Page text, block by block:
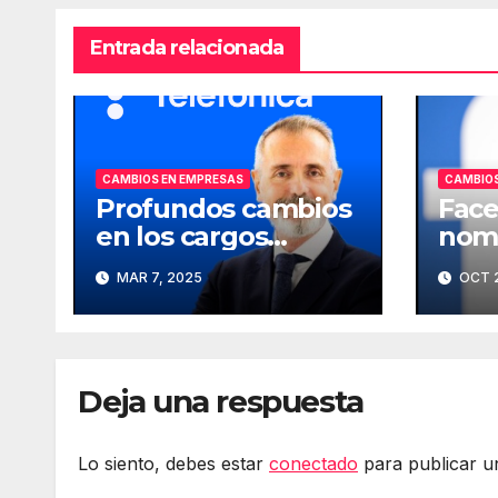
Entrada relacionada
CAMBIOS EN EMPRESAS
Profundos cambios
en los cargos
directivos de
Telefónica
MAR 7, 2025 OCT
Deja una respuesta
Lo siento, debes estar conectado para publicar